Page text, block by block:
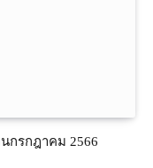
กรกฎาคม 2566